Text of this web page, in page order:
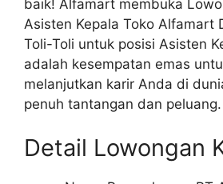
baik! Alfamart membuka
Asisten Kepala Toko Alfamart
Toli-Toli untuk posisi Asisten
adalah kesempatan emas
melanjutkan karir Anda di
penuh tantangan dan peluang.
Detail Lowongan